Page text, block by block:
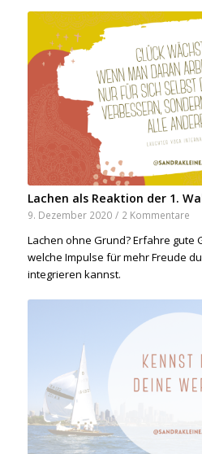
Lachen als Reaktion der 1.
9. Dezember 2020 / 2 Kommentare
Lachen ohne Grund? Erfahre gute
welche Impulse für mehr Freude
integrieren kannst.